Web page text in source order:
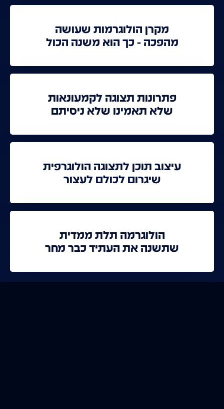
מקרן הולוגרמות שעושה
מהפכה - כך הוא משנה הכול
פתרונות תצוגה לקמעונאות
שלא תאמינו שלא ניסיתם
עיצוב תוכן לתצוגה הולוגרפית
שיגרום לכולם לעצור
הולוגרמה תלת ממדית
שתשנה את העתיד כבר מחר